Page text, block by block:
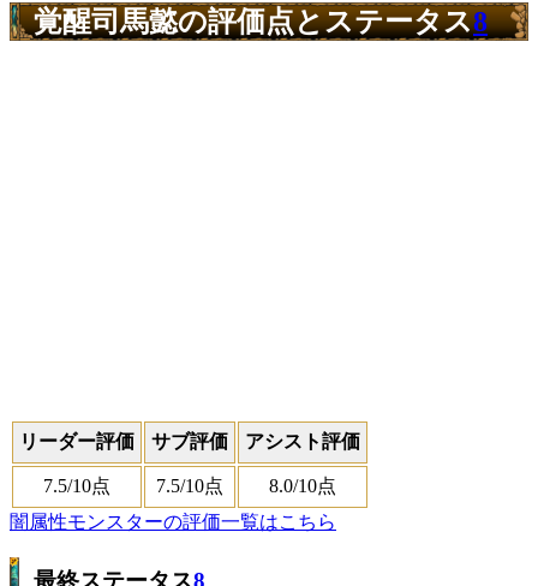
覚醒司馬懿の評価点とステータス8
リーダー評価 サブ評価 アシスト評価
7.5/10点 7.5/10点 8.0/10点
闇属性モンスターの評価一覧はこちら